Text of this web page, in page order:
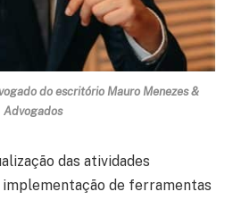
do escritório Mauro Menezes &
Advogados
das atividades
de ferramentas